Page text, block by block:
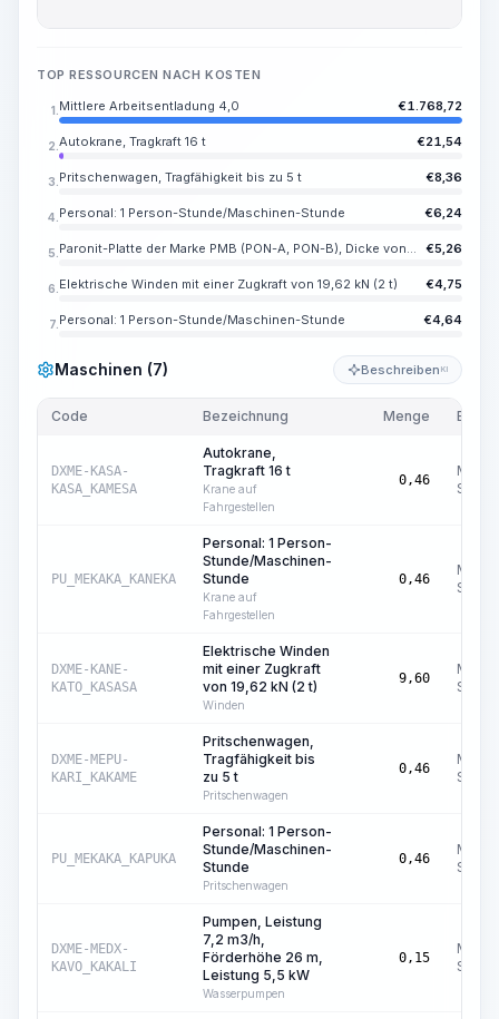
TOP RESSOURCEN NACH KOSTEN
1. Mittlere Arbeitsentladung 4,0 €1.768,72
2. Autokrane, Tragkraft 16 t €21,54
3. Pritschenwagen, Tragfähigkeit bis zu 5 t €8,36
4. Personal: 1 Person-Stunde/Maschinen-Stunde €6,24
5. Paronit-Platte der Marke PMB (PON-A, PON-B), Dicke von 0,4 bis 5 mm €5,26
6. Elektrische Winden mit einer Zugkraft von 19,62 kN (2 t) €4,75
7. Personal: 1 Person-Stunde/Maschinen-Stunde €4,64
Maschinen (7) Beschreiben KI
Code Bezeichnung Menge Einheit
DXME-KASA-
KASA_KAMESA
Autokrane,
Tragkraft 16 t
Krane auf
Fahrgestellen
0,46
Std.
PU_MEKAKA_KANEKA
Personal: 1 Person-
Stunde/Maschinen-
Stunde
Krane auf
Fahrgestellen
0,46
Std.
DXME-KANE-
KATO_KASASA
Elektrische Winden
mit einer Zugkraft
von 19,62 kN (2 t)
Winden
9,60
Std.
DXME-MEPU-
KARI_KAKAME
Pritschenwagen,
Tragfähigkeit bis
zu 5 t
Pritschenwagen
0,46
Std.
PU_MEKAKA_KAPUKA
Personal: 1 Person-
Stunde/Maschinen-
Stunde
Pritschenwagen
0,46
Std.
DXME-MEDX-
KAVO_KAKALI
Pumpen, Leistung
7,2 m3/h,
Förderhöhe 26 m,
Leistung 5,5 kW
Wasserpumpen
0,15
Std.